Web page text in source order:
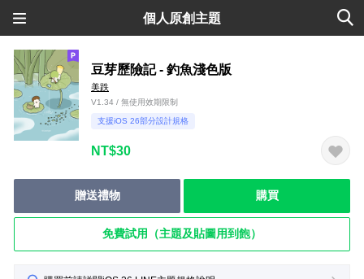
個人原創主題
豆芽歷險記 - 釣魚淺色版
美跌
V1.34 / 無使用效期限制
支援iOS 26部分設計規格
NT$30
贈送禮物 購買
免費試用（主題及貼圖用到飽）